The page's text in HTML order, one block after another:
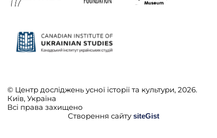
© Центр досліджень усної історії та культури, 2026.
Київ, Україна
Всі права захищено
Створення сайту siteGist